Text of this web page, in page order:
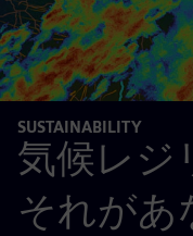
SUSTAINABILITY
気候レジ
それがあ